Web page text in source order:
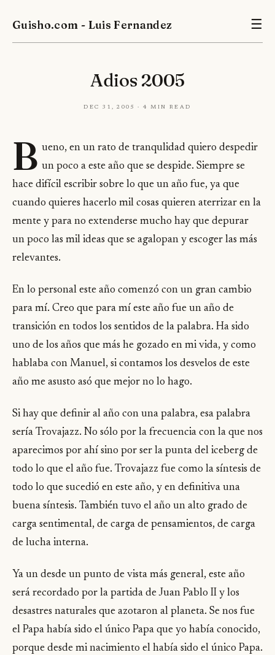
Guisho.com - Luis Fernandez ☰
Adios 2005
Dec 31, 2005 · 4 min read
B ueno, en un rato de tranqulidad quiero despedir
un poco a este año que se despide. Siempre se
hace difícil escribir sobre lo que un año fue, ya que
cuando quieres hacerlo mil cosas quieren aterrizar en la
mente y para no extenderse mucho hay que depurar
un poco las mil ideas que se agalopan y escoger las más
relevantes.
En lo personal este año comenzó con un gran cambio
para mí. Creo que para mí este año fue un año de
transición en todos los sentidos de la palabra. Ha sido
uno de los años que más he gozado en mi vida, y como
hablaba con Manuel, si contamos los desvelos de este
año me asusto asó que mejor no lo hago.
Si hay que definir al año con una palabra, esa palabra
sería Trovajazz. No sólo por la frecuencia con la que nos
aparecimos por ahí sino por ser la punta del iceberg de
todo lo que el año fue. Trovajazz fue como la síntesis de
todo lo que sucedió en este año, y en definitiva una
buena síntesis. También tuvo el año un alto grado de
carga sentimental, de carga de pensamientos, de carga
de lucha interna.
Ya un desde un punto de vista más general, este año
será recordado por la partida de Juan Pablo II y los
desastres naturales que azotaron al planeta. Se nos fue
el Papa había sido el único Papa que yo había conocido,
porque desde mi nacimiento el había sido el único Papa.